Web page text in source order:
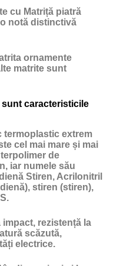
cu Matriță piatră
notă distinctivă
ornamente
matrite sunt
caracteristicile
termoplastic extrem
cel mai mare și mai
de
iar numele său
Stiren, Acrilonitril
stiren (stiren),
impact, rezistență la
scăzută,
electrice.